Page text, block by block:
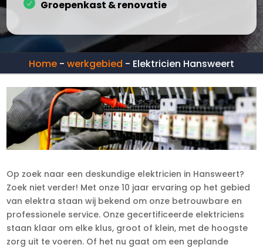
Groepenkast & renovatie
Home - werkgebied - Elektricien Hansweert
Op zoek naar een deskundige elektricien in Hansweert?
Zoek niet verder! Met onze 10 jaar ervaring op het gebied
van elektra staan wij bekend om onze betrouwbare en
professionele service. Onze gecertificeerde elektriciens
staan klaar om elke klus, groot of klein, met de hoogste
zorg uit te voeren. Of het nu gaat om een geplande